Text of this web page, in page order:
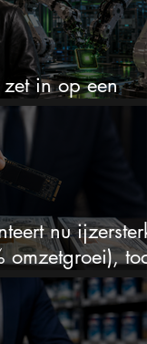
zet in op een
niemand kent
nu
toch
weg